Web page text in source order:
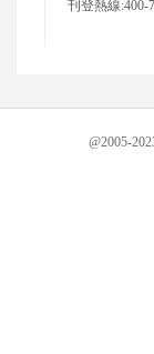
刊登熱線:400-
@2005-